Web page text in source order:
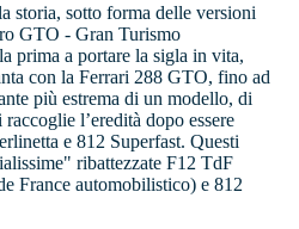
storia, sotto forma delle versioni
GTO - Gran Turismo
prima a portare la sigla in vita,
con la Ferrari 288 GTO, fino ad
più estrema di un modello, di
l’eredità dopo essere
e 812 Superfast. Questi
ribattezzate F12 TdF
France automobilistico) e 812